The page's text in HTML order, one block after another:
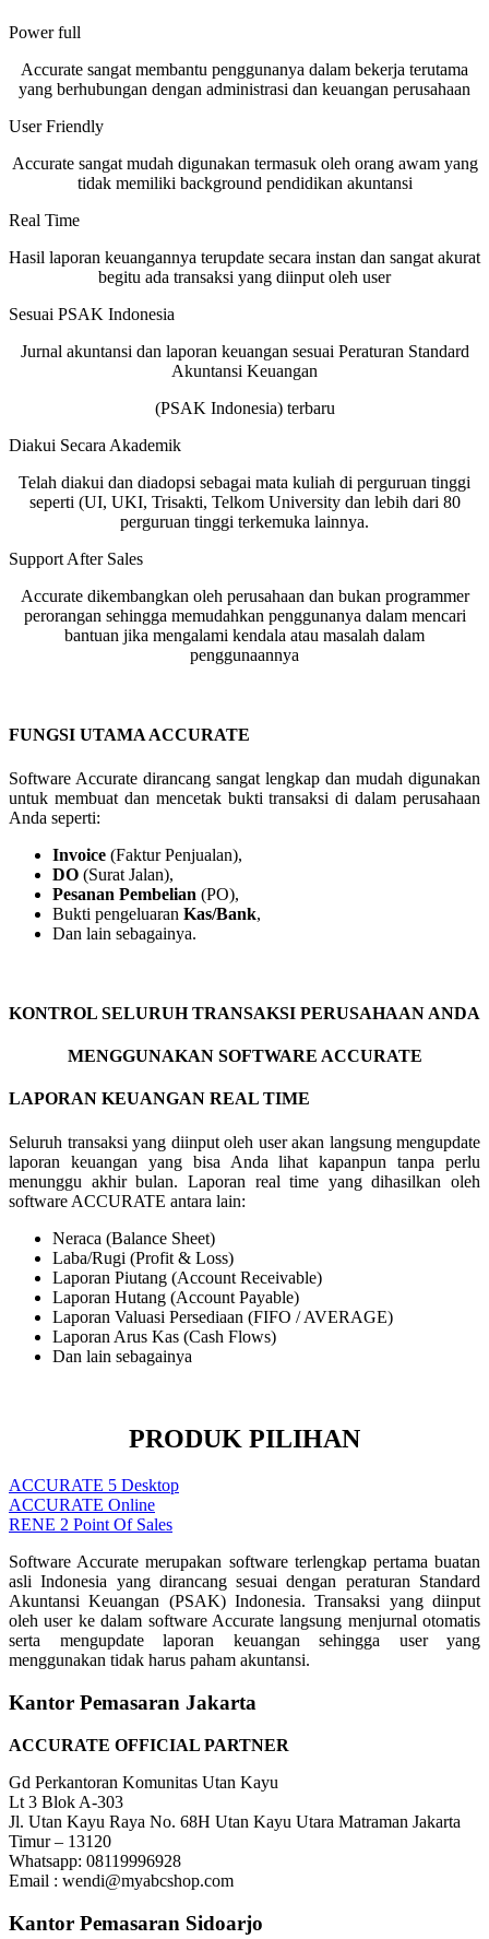
Power full
Accurate sangat membantu penggunanya dalam bekerja terutama
yang berhubungan dengan administrasi dan keuangan perusahaan
User Friendly
Accurate sangat mudah digunakan termasuk oleh orang awam yang
tidak memiliki background pendidikan akuntansi
Real Time
Hasil laporan keuangannya terupdate secara instan dan sangat akurat
begitu ada transaksi yang diinput oleh user
Sesuai PSAK Indonesia
Jurnal akuntansi dan laporan keuangan sesuai Peraturan Standard
Akuntansi Keuangan
(PSAK Indonesia) terbaru
Diakui Secara Akademik
Telah diakui dan diadopsi sebagai mata kuliah di perguruan tinggi
seperti (UI, UKI, Trisakti, Telkom University dan lebih dari 80
perguruan tinggi terkemuka lainnya.
Support After Sales
Accurate dikembangkan oleh perusahaan dan bukan programmer
perorangan sehingga memudahkan penggunanya dalam mencari
bantuan jika mengalami kendala atau masalah dalam
penggunaannya
FUNGSI UTAMA ACCURATE
Software Accurate dirancang sangat lengkap dan mudah digunakan
untuk membuat dan mencetak bukti transaksi di dalam perusahaan
Anda seperti:
Invoice (Faktur Penjualan),
DO (Surat Jalan),
Pesanan Pembelian (PO),
Bukti pengeluaran Kas/Bank,
Dan lain sebagainya.
KONTROL SELURUH TRANSAKSI PERUSAHAAN ANDA
MENGGUNAKAN SOFTWARE ACCURATE
LAPORAN KEUANGAN REAL TIME
Seluruh transaksi yang diinput oleh user akan langsung mengupdate
laporan keuangan yang bisa Anda lihat kapanpun tanpa perlu
menunggu akhir bulan. Laporan real time yang dihasilkan oleh
software ACCURATE antara lain:
Neraca (Balance Sheet)
Laba/Rugi (Profit & Loss)
Laporan Piutang (Account Receivable)
Laporan Hutang (Account Payable)
Laporan Valuasi Persediaan (FIFO / AVERAGE)
Laporan Arus Kas (Cash Flows)
Dan lain sebagainya
PRODUK PILIHAN
ACCURATE 5 Desktop
ACCURATE Online
RENE 2 Point Of Sales
Software Accurate merupakan software terlengkap pertama buatan
asli Indonesia yang dirancang sesuai dengan peraturan Standard
Akuntansi Keuangan (PSAK) Indonesia. Transaksi yang diinput
oleh user ke dalam software Accurate langsung menjurnal otomatis
serta mengupdate laporan keuangan sehingga user yang
menggunakan tidak harus paham akuntansi.
Kantor Pemasaran Jakarta
ACCURATE OFFICIAL PARTNER
Gd Perkantoran Komunitas Utan Kayu
Lt 3 Blok A-303
Jl. Utan Kayu Raya No. 68H Utan Kayu Utara Matraman Jakarta
Timur – 13120
Whatsapp: 08119996928
Email : wendi@myabcshop.com
Kantor Pemasaran Sidoarjo